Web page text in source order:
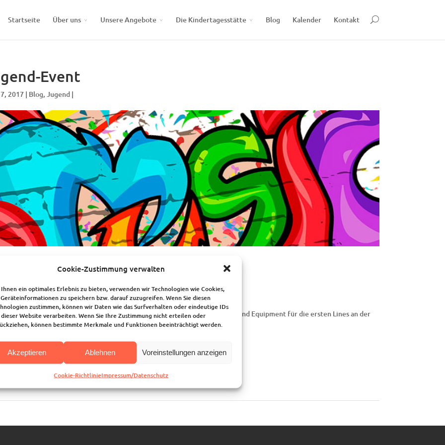
Cookie-Zustimmung verwalten
Ihnen ein optimales Erlebnis zu bieten, verwenden wir Technologien wie Cookies,
zu speichern bzw. darauf zuzugreifen. Wenn Sie diesen
zustimmen, können wir Daten wie das Surfverhalten oder eindeutige IDs
Website verarbeiten. Wenn Sie Ihre Zustimmung nicht erteilen oder
können bestimmte Merkmale und Funktionen beeinträchtigt werden.
Akzeptieren Ablehnen Voreinstellungen anzeigen
Cookie-RichtlinieImpressum/Datenschutz
Startseite Über uns Unsere Angebote Die Kindertagesstätte Blog Kalender Kontakt
Event
2017 | Blog, Jugend |
Aktion für Jugendliche ab 12 Jahre
von 16.00 bis 22.00 Uhr
schon immer mal ein Graffiti malen? Heute bekommst du Anleitung und Equipment für die ersten Lines an der
Du erfährst, wie´s geht.
(Materialien, Imbiss, Getränke): 3,00 Euro